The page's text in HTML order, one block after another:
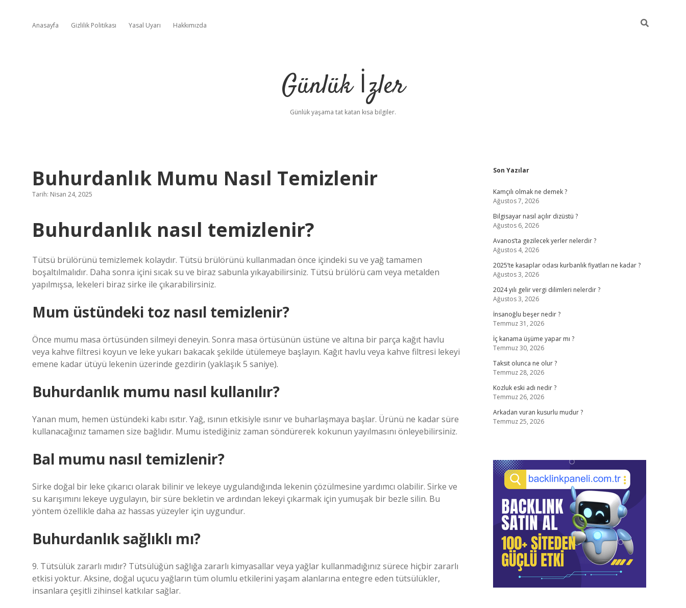
Anasayfa Gizlilik Politikası Yasal Uyarı Hakkımızda
Günlük İzler
Günlük yaşama tat katan kısa bilgiler.
Buhurdanlık Mumu Nasıl Temizlenir
Tarih: Nisan 24, 2025
Buhurdanlık nasıl temizlenir?
Tütsü brülörünü temizlemek kolaydır. Tütsü brülörünü kullanmadan önce içindeki su ve yağ tamamen
boşaltılmalıdır. Daha sonra içini sıcak su ve biraz sabunla yıkayabilirsiniz. Tütsü brülörü cam veya metalden
yapılmışsa, lekeleri biraz sirke ile çıkarabilirsiniz.
Mum üstündeki toz nasıl temizlenir?
Önce mumu masa örtüsünden silmeyi deneyin. Sonra masa örtüsünün üstüne ve altına bir parça kağıt havlu
veya kahve filtresi koyun ve leke yukarı bakacak şekilde ütülemeye başlayın. Kağıt havlu veya kahve filtresi lekeyi
emene kadar ütüyü lekenin üzerinde gezdirin (yaklaşık 5 saniye).
Buhurdanlık mumu nasıl kullanılır?
Yanan mum, hemen üstündeki kabı ısıtır. Yağ, ısının etkisiyle ısınır ve buharlaşmaya başlar. Ürünü ne kadar süre
kullanacağınız tamamen size bağlıdır. Mumu istediğiniz zaman söndürerek kokunun yayılmasını önleyebilirsiniz.
Bal mumu nasıl temizlenir?
Sirke doğal bir leke çıkarıcı olarak bilinir ve lekeye uygulandığında lekenin çözülmesine yardımcı olabilir. Sirke ve
su karışımını lekeye uygulayın, bir süre bekletin ve ardından lekeyi çıkarmak için yumuşak bir bezle silin. Bu
yöntem özellikle daha az hassas yüzeyler için uygundur.
Buhurdanlık sağlıklı mı?
9. Tütsülük zararlı mıdır? Tütsülüğün sağlığa zararlı kimyasallar veya yağlar kullanmadığınız sürece hiçbir zararlı
etkisi yoktur. Aksine, doğal uçucu yağların tüm olumlu etkilerini yaşam alanlarına entegre eden tütsülükler,
insanlara çeşitli zihinsel katkılar sağlar.
Sidebar
Son Yazılar
Kamçılı olmak ne demek ?
Ağustos 7, 2026
Bilgisayar nasıl açılır dizüstü ?
Ağustos 6, 2026
Avanos’ta gezilecek yerler nelerdir ?
Ağustos 4, 2026
2025’te kasaplar odası kurbanlık fiyatları ne kadar ?
Ağustos 3, 2026
2024 yılı gelir vergi dilimleri nelerdir ?
Ağustos 3, 2026
İnsanoğlu beşer nedir ?
Temmuz 31, 2026
İç kanama üşüme yapar mı ?
Temmuz 30, 2026
Taksit olunca ne olur ?
Temmuz 28, 2026
Kozluk eski adı nedir ?
Temmuz 26, 2026
Arkadan vuran kusurlu mudur ?
Temmuz 25, 2026